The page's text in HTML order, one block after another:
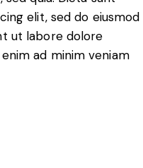
elit, sed do eiusmod
ut labore dolore
ad minim veniam